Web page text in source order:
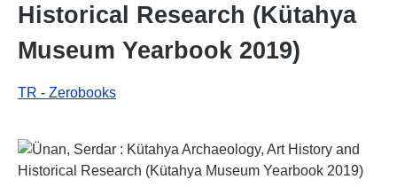
Historical Research (Kütahya
Museum Yearbook 2019)
TR - Zerobooks
Bildergalerie überspringen